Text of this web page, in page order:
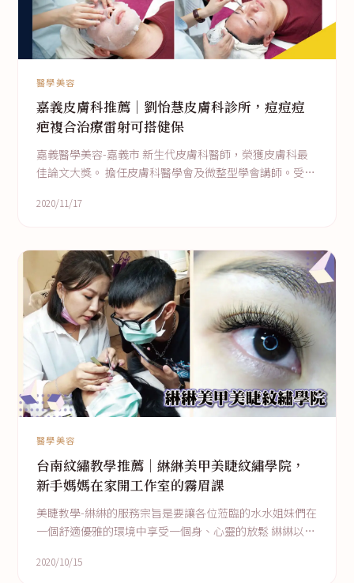
醫學美容
嘉義皮膚科推薦｜劉怡慧皮膚科診所，痘痘痘
疤複合治療雷射可搭健保
嘉義醫學美容-嘉義市 新生代皮膚科醫師，榮獲皮膚科最
佳論文大獎。 擔任皮膚科醫學會及微整型學會講師。受邀
2020/11/17
醫學美容
台南紋繡教學推薦｜綝綝美甲美睫紋繡學院，
新手媽媽在家開工作室的霧眉課
美睫教學-綝綝的服務宗旨是要讓各位蒞臨的水水姐妹們在
一個舒適優雅的環境中享受一個身、心靈的放鬆 綝綝以專
級的服
2020/10/15